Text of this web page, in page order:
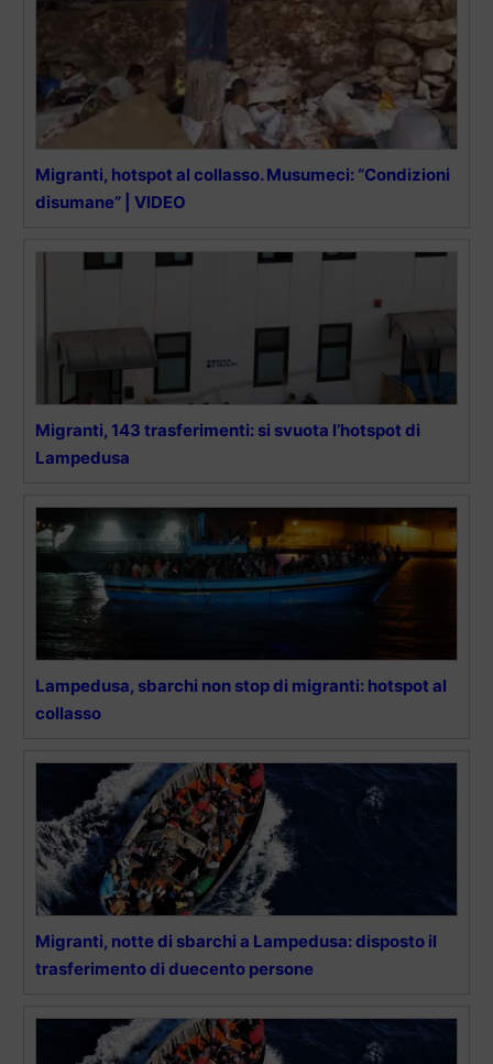
Migranti, hotspot al collasso. Musumeci: “Condizioni
disumane” | VIDEO
Migranti, 143 trasferimenti: si svuota l’hotspot di
Lampedusa
Lampedusa, sbarchi non stop di migranti: hotspot al
collasso
Migranti, notte di sbarchi a Lampedusa: disposto il
trasferimento di duecento persone